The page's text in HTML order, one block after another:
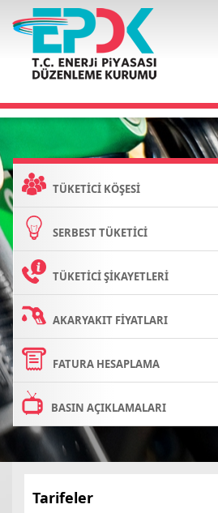
TÜKETİCİ KÖŞESİ
SERBEST TÜKETİCİ
TÜKETİCİ ŞİKAYETLERİ
AKARYAKIT FİYATLARI
FATURA HESAPLAMA
BASIN AÇIKLAMALARI
Tarifeler